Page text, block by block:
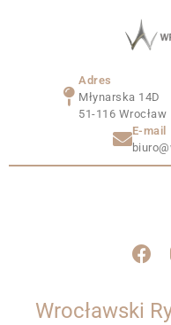
Adres
Młynarska 14D
51-116 Wrocław
E-mail
Wrocławski